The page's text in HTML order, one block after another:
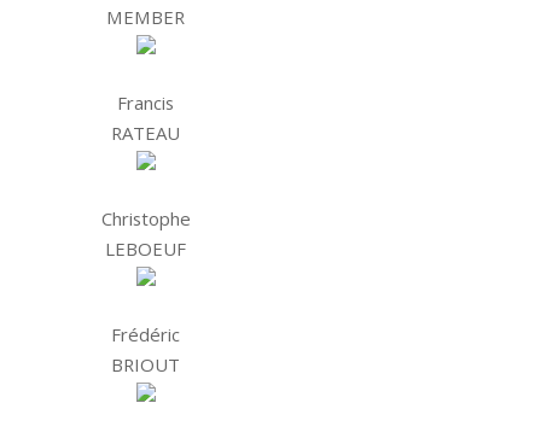
MEMBER
Francis
RATEAU
Christophe
LEBOEUF
Frédéric
BRIOUT